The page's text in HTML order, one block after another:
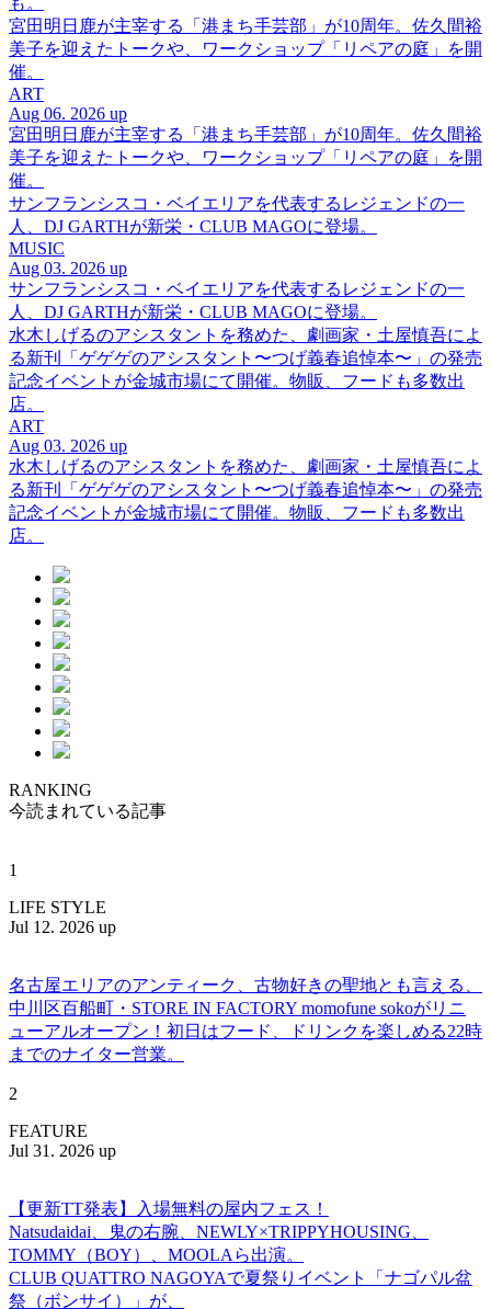
宮田明日鹿が主宰する「港まち手芸部」が10周年。佐久間裕
美子を迎えたトークや、ワークショップ「リペアの庭」を開
催。
ART
Aug 06. 2026 up
宮田明日鹿が主宰する「港まち手芸部」が10周年。佐久間裕
美子を迎えたトークや、ワークショップ「リペアの庭」を開
催。
サンフランシスコ・ベイエリアを代表するレジェンドの一
人、DJ GARTHが新栄・CLUB MAGOに登場。
MUSIC
Aug 03. 2026 up
サンフランシスコ・ベイエリアを代表するレジェンドの一
人、DJ GARTHが新栄・CLUB MAGOに登場。
水木しげるのアシスタントを務めた、劇画家・土屋慎吾によ
る新刊「ゲゲゲのアシスタント〜つげ義春追悼本〜」の発売
記念イベントが金城市場にて開催。物販、フードも多数出
店。
ART
Aug 03. 2026 up
水木しげるのアシスタントを務めた、劇画家・土屋慎吾によ
る新刊「ゲゲゲのアシスタント〜つげ義春追悼本〜」の発売
記念イベントが金城市場にて開催。物販、フードも多数出
店。
RANKING
今読まれている記事
1
LIFE STYLE
Jul 12. 2026 up
名古屋エリアのアンティーク、古物好きの聖地とも言える、
中川区百船町・STORE IN FACTORY momofune sokoがリニ
ューアルオープン！初日はフード、ドリンクを楽しめる22時
までのナイター営業。
2
FEATURE
Jul 31. 2026 up
【更新TT発表】入場無料の屋内フェス！
Natsudaidai、鬼の右腕、NEWLY×TRIPPYHOUSING、
TOMMY（BOY）、MOOLAら出演。
CLUB QUATTRO NAGOYAで夏祭りイベント「ナゴパル盆
祭（ボンサイ）」が、